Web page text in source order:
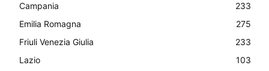
Campania
233
Emilia Romagna
275
Friuli Venezia Giulia
233
Lazio
103